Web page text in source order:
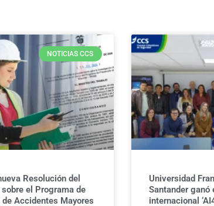
NOTICIAS CCS
Resolución del
el Programa de
Accidentes Mayores
Universidad
Santander ganó
internacional